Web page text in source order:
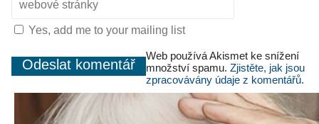
Yes, add me to your mailing list
Web používá Akismet ke snížení
množství spamu. Zjistěte, jak jsou
zpracovávány údaje z komentářů.